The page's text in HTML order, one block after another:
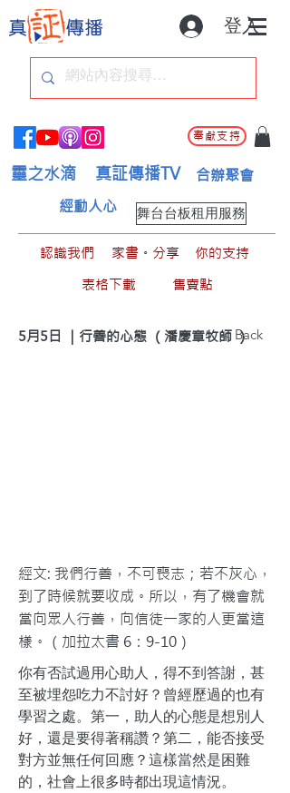
登入
奉獻支持
靈之水滴 真証傳播TV 合辦聚會
舞台台板租用服務
經動人心
認識我們 家書。分享
你的支持
表格下載
售賣點
5月5日 ｜行善的心態 （潘慶章牧師 ）
< Back
經文: 我們行善，不可喪志；若不灰心，
到了時候就要收成。所以，有了機會就
當向眾人行善，向信徒一家的人更當這
樣。（加拉太書 6：9-10）
你有否試過用心助人，得不到答謝，甚
至被埋怨吃力不討好？曾經歷過的也有
學習之處。第一，助人的心態是想別人
好，還是要得著稱讚？第二，能否接受
對方並無任何回應？這樣當然是困難
的，社會上很多時都出現這情況。